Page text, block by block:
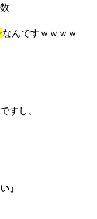
なんですｗｗｗｗ
すし、
』